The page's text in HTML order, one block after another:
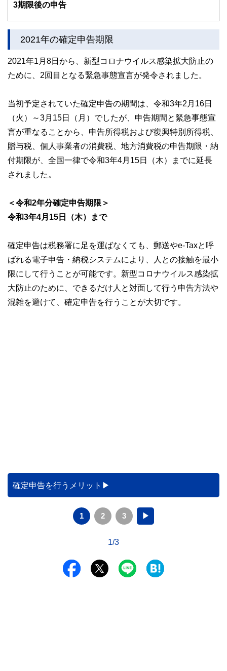
3期限後の申告
2021年の確定申告期限
2021年1月8日から、新型コロナウイルス感染拡大防止の
ために、2回目となる緊急事態宣言が発令されました。
当初予定されていた確定申告の期間は、令和3年2月16日
（火）～3月15日（月）でしたが、申告期間と緊急事態宣
言が重なることから、申告所得税および復興特別所得税、
贈与税、個人事業者の消費税、地方消費税の申告期限・納
付期限が、全国一律で令和3年4月15日（木）までに延長
されました。
＜令和2年分確定申告期限＞
令和3年4月15日（木）まで
確定申告は税務署に足を運ばなくても、郵送やe-Taxと呼
ばれる電子申告・納税システムにより、人との接触を最小
限にして行うことが可能です。新型コロナウイルス感染拡
大防止のために、できるだけ人と対面して行う申告方法や
混雑を避けて、確定申告を行うことが大切です。
確定申告を行うメリット
1 2 3 ▶
1/3